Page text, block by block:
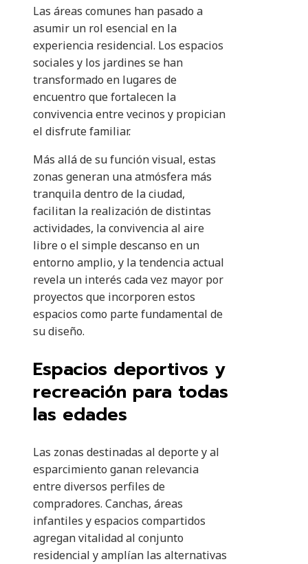
Las áreas comunes han pasado a
asumir un rol esencial en la
experiencia residencial. Los espacios
sociales y los jardines se han
transformado en lugares de
encuentro que fortalecen la
convivencia entre vecinos y propician
el disfrute familiar.
Más allá de su función visual, estas
zonas generan una atmósfera más
tranquila dentro de la ciudad,
facilitan la realización de distintas
actividades, la convivencia al aire
libre o el simple descanso en un
entorno amplio, y la tendencia actual
revela un interés cada vez mayor por
proyectos que incorporen estos
espacios como parte fundamental de
su diseño.
Espacios deportivos y
recreación para todas
las edades
Las zonas destinadas al deporte y al
esparcimiento ganan relevancia
entre diversos perfiles de
compradores. Canchas, áreas
infantiles y espacios compartidos
agregan vitalidad al conjunto
residencial y amplían las alternativas